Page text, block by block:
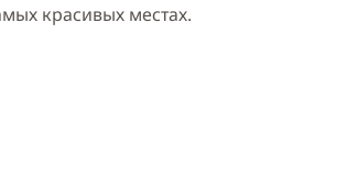
красивых местах.